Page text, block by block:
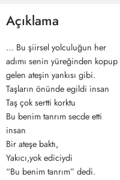
Açıklama
… Bu şiirsel yolculuğun her
adımı senin yüreğinden kopup
gelen ateşin yankısı gibi.
Taşların önünde egildi insan
Taş çok sertti korktu
Bu benim tanrım secde etti
insan
Bir ateşe baktı,
Yakıcı,yok ediciydi
“Bu benim tanrım” dedi.